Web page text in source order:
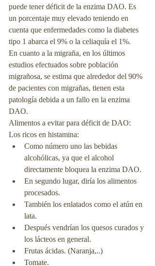
puede tener déficit de la enzima DAO. Es
un porcentaje muy elevado teniendo en
cuenta que enfermedades como la diabetes
tipo 1 abarca el 9% o la celiaquía el 1%.
En cuanto a la migraña, en los últimos
estudios efectuados sobre población
migrañosa, se estima que alrededor del 90%
de pacientes con migrañas, tienen esta
patología debida a un fallo en la enzima
DAO.
Alimentos a evitar para déficit de DAO:
Los ricos en histamina:
Como número uno las bebidas
alcohólicas, ya que el alcohol
directamente bloquea la enzima DAO.
En segundo lugar, diría los alimentos
procesados.
También los enlatados como el atún en
lata.
Después vendrían los quesos curados y
los lácteos en general.
Frutas ácidas. (Naranja,..)
Tomate.